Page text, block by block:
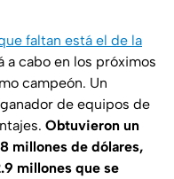
faltan está el de la
a cabo en los próximos
campeón. Un
de equipos de
Obtuvieron un
millones de dólares,
millones que se